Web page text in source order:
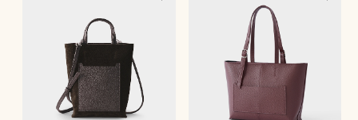
+ 7 (812) 748-24-46